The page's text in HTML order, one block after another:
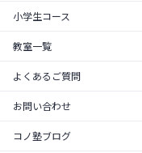
小学生コース
教室一覧
よくあるご質問
お問い合わせ
コノ塾ブログ